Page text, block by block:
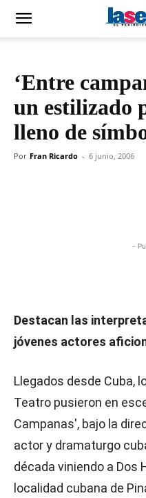
‘Entre
un estilizado
lleno de
Por Fran Ricardo - 6 junio, 2006
-
Destacan las
jóvenes actores
Llegados desde Cuba,
Teatro pusieron en
Campanas', bajo la
actor y dramaturgo
década viniendo a Dos
localidad cubana de